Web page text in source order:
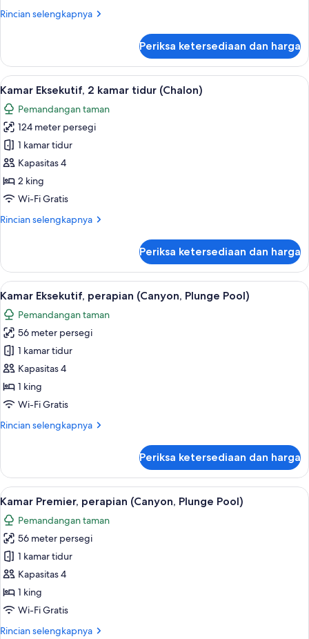
Rincian selengkapnya
Rincian
Kamar
Eksekutif
(The
Bell
Suite)
Periksa ketersediaan dan harga
Lihat
semua
foto
untuk
Kamar
Eksekutif,
2
kamar
(Chalon)
Kamar Eksekutif, 2 kamar tidur
8
Kamar Eksekutif, 2 kamar tidur (Chalon)
Pemandangan taman
124 meter persegi
1 kamar tidur
Kapasitas 4
2 king
Wi-Fi Gratis
Rincian selengkapnya
Rincian
Kamar
Eksekutif,
2
kamar
tidur
(Chalon)
Periksa ketersediaan dan harga
Lihat
semua
foto
untuk
Kamar
Eksekutif,
perapian
(Canyon,
Pool)
Seprai katun Mesir, seprai premium,
8
Kamar Eksekutif, perapian (Canyon, Plunge Pool)
Pemandangan taman
56 meter persegi
1 kamar tidur
Kapasitas 4
1 king
Wi-Fi Gratis
Rincian selengkapnya
Rincian
Kamar
Eksekutif,
perapian
(Canyon,
Plunge
Pool)
Periksa ketersediaan dan harga
Lihat
semua
foto
untuk
Kamar
Premier,
perapian
(Canyon,
Kamar Premier, perapian (Canyon,
8
Kamar Premier, perapian (Canyon, Plunge Pool)
Pemandangan taman
56 meter persegi
1 kamar tidur
Kapasitas 4
1 king
Wi-Fi Gratis
Rincian selengkapnya
Rincian